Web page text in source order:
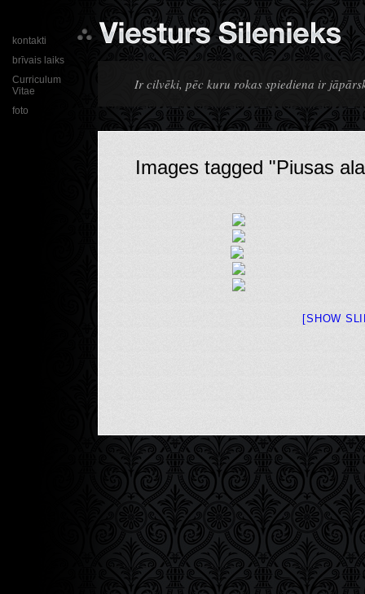
Ir cilvēki, pēc kuru rokas spiediena ir
kontakti
brīvais laiks
Curriculum
Vitae
foto
Images tagged "Piusas
[SHOW